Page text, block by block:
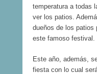
H
o
n
o
0
1
n
o
r
2
6
temperatura a todas
ver los patios.
dueños de los patios
este famoso festival.
Este año, además,
fiesta con lo cual